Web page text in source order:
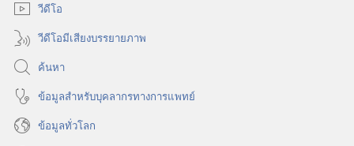
วีดีโอ
วีดีโอมีเสียงบรรยายภาพ
ค้นหา
ข้อมูล​สำหรับ​บุคลากร​ทาง​การ​แพทย์
ข้อมูล​ทั่ว​โลก